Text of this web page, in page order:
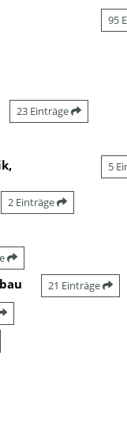
95
23 Einträge
5
2 Einträge
21 Einträge